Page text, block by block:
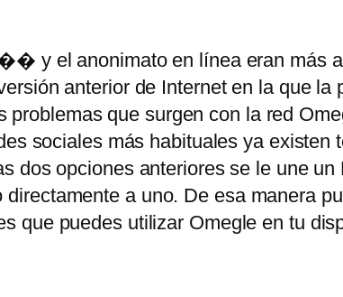
y el anonimato en línea eran más
anterior de Internet en la que la
que surgen con la red
sociales más habituales ya existen
dos opciones anteriores se le une
a uno. De esa manera
que puedes utilizar Omegle en tu